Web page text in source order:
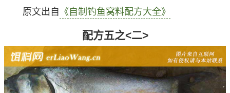
原文出自 《自制钓鱼窝料配方大全》
配方五之<二>